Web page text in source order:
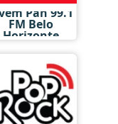
Pan 99.1
FM Belo
Horizonte